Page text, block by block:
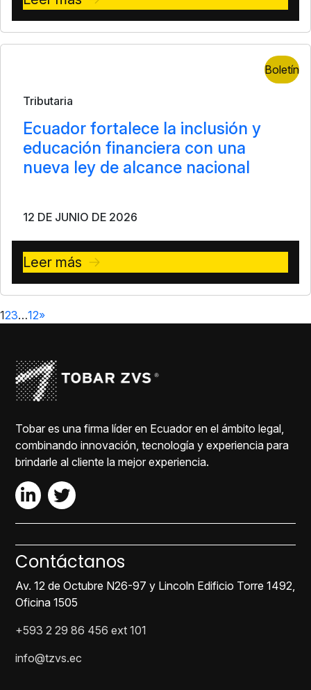
Boletín
Tributaria
Ecuador fortalece la inclusión y
educación financiera con una
nueva ley de alcance nacional
12 DE JUNIO DE 2026
Leer más
123…12»
Tobar es una firma líder en Ecuador en el ámbito legal,
combinando innovación, tecnología y experiencia para
brindarle al cliente la mejor experiencia.
Contáctanos
Av. 12 de Octubre N26-97 y Lincoln Edificio Torre 1492,
Oficina 1505
+593 2 29 86 456 ext 101
info@tzvs.ec